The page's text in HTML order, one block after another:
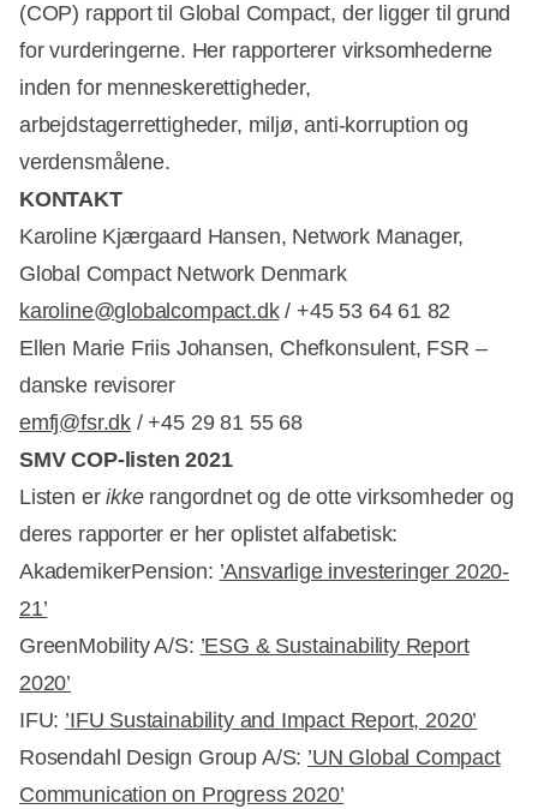
(COP) rapport til Global Compact, der ligger til grund
for vurderingerne. Her rapporterer virksomhederne
inden for menneskerettigheder,
arbejdstagerrettigheder, miljø, anti-korruption og
verdensmålene.
KONTAKT
Karoline Kjærgaard Hansen, Network Manager,
Global Compact Network Denmark
karoline@globalcompact.dk/ +45 53 64 61 82
Ellen Marie Friis Johansen, Chefkonsulent, FSR –
danske revisorer
emfj@fsr.dk / +45 29 81 55 68
SMV COP-listen 2021
Listen erikkerangordnet og de otte virksomheder og
deres rapporter er her oplistet alfabetisk:
AkademikerPension: ’Ansvarlige investeringer 2020-
21’
GreenMobility A/S: ’ESG & Sustainability Report
2020’
IFU: ’IFU Sustainability and Impact Report, 2020’
Rosendahl Design Group A/S: ’UN Global Compact
Communication on Progress 2020’